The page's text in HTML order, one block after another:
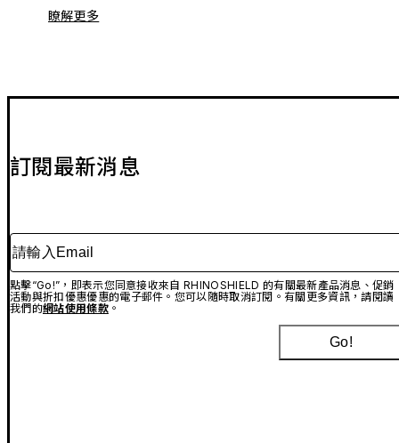
瞭解更多
訂閱最新消息
請輸入Email
點擊“Go!”，即表示您同意接收來自 RHINOSHIELD 的有關最新產品消息、促銷
活動與折扣優惠優惠的電子郵件。您可以隨時取消訂閱。有關更多資訊，請閱讀
我們的網站使用條款。
Go!